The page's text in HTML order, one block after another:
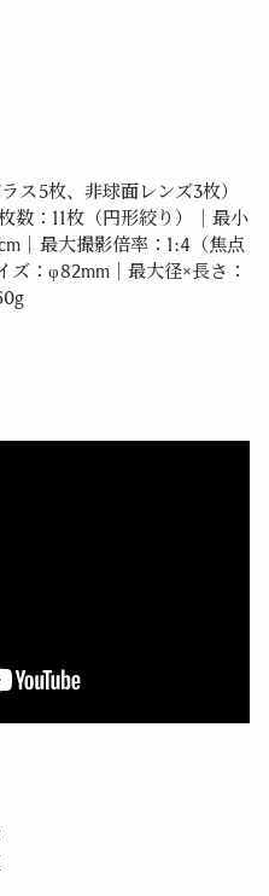
ス5枚、非球面レンズ3枚）
数：11枚（円形絞り）｜最小
｜最大撮影倍率：1:4（焦点
ズ：φ82mm｜最大径×長さ：